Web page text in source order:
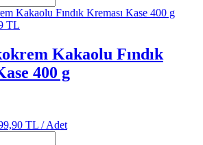
TL
Kakaolu Fındık
400 g
TL /Adet